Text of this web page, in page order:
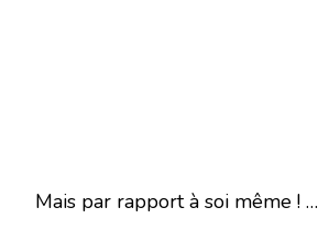
Mais par rapport à soi même ! …